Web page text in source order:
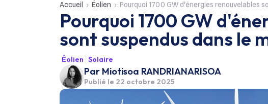
Accueil Éolien Pourquoi 1700 GW d'énergies renouvelables
Pourquoi 1700 GW
sont suspendus dans le
Éolien Solaire
Par Miotisoa RANDRIANARISOA
Publié le 22 octobre 2025